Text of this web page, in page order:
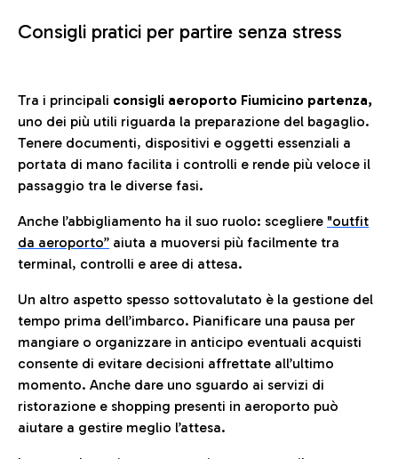
Consigli pratici per partire senza stress
Tra i principali consigli aeroporto Fiumicino partenza,
uno dei più utili riguarda la preparazione del bagaglio.
Tenere documenti, dispositivi e oggetti essenziali a
portata di mano facilita i controlli e rende più veloce il
passaggio tra le diverse fasi.
Anche l’abbigliamento ha il suo ruolo: scegliere "outfit
da aeroporto” aiuta a muoversi più facilmente tra
terminal, controlli e aree di attesa.
Un altro aspetto spesso sottovalutato è la gestione del
tempo prima dell’imbarco. Pianificare una pausa per
mangiare o organizzare in anticipo eventuali acquisti
consente di evitare decisioni affrettate all’ultimo
momento. Anche dare uno sguardo ai servizi di
ristorazione e shopping presenti in aeroporto può
aiutare a gestire meglio l’attesa.